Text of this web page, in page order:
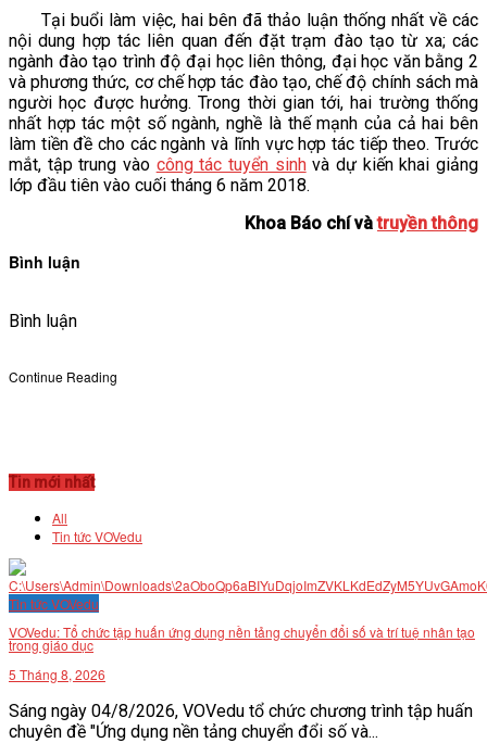
Tại buổi làm việc, hai bên đã thảo luận thống nhất về các
nội dung hợp tác liên quan đến đặt trạm đào tạo từ xa; các
ngành đào tạo trình độ đại học liên thông, đại học văn bằng 2
và phương thức, cơ chế hợp tác đào tạo, chế độ chính sách mà
người học được hưởng. Trong thời gian tới, hai trường thống
nhất hợp tác một số ngành, nghề là thế mạnh của cả hai bên
làm tiền đề cho các ngành và lĩnh vực hợp tác tiếp theo. Trước
mắt, tập trung vào công tác tuyển sinhvà dự kiến khai giảng
lớp đầu tiên vào cuối tháng 6 năm 2018.
Khoa Báo chí vàtruyền thông
Bình luận
Bình luận
Continue Reading
Tin mới nhất
All
Tin tức VOVedu
Tin tức VOVedu
VOVedu: Tổ chức tập huấn ứng dụng nền tảng chuyển đổi số và trí tuệ nhân tạo
trong giáo dục
5 Tháng 8, 2026
Sáng ngày 04/8/2026, VOVedu tổ chức chương trình tập huấn
chuyên đề "Ứng dụng nền tảng chuyển đổi số và...